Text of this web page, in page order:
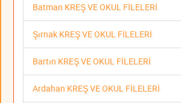
Batman KREŞ VE OKUL FİLELERİ
Şırnak KREŞ VE OKUL FİLELERİ
Bartın KREŞ VE OKUL FİLELERİ
Ardahan KREŞ VE OKUL FİLELERİ